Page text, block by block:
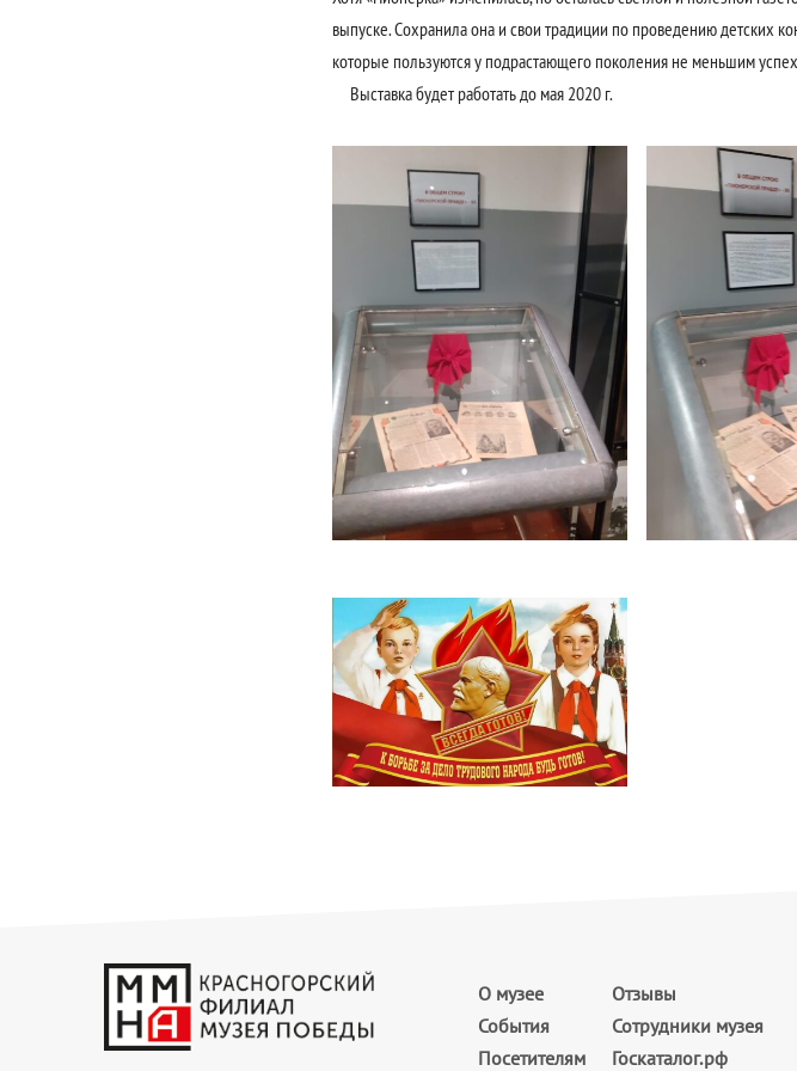
выпуске. Сохранила она и свои традиции по проведению детских
которые пользуются у подрастающего поколения не меньшим
Выставка будет работать до мая 2020 г.
О музее
События
Посетителям
Отзывы
Сотрудники музея
Госкаталог.рф